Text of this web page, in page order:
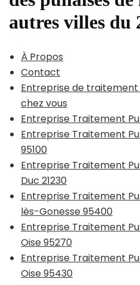
autres villes du
À Propos
Contact
Entreprise de
chez vous
Entreprise Traitement
Entreprise Traitement
95100
Entreprise Traitement
Duc 21230
Entreprise Traitement
lès-Gonesse 95400
Entreprise Traitement
Oise 95270
Entreprise Traitement
Oise 95430